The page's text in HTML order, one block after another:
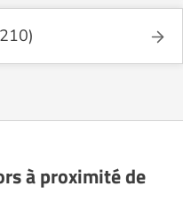
à proximité de